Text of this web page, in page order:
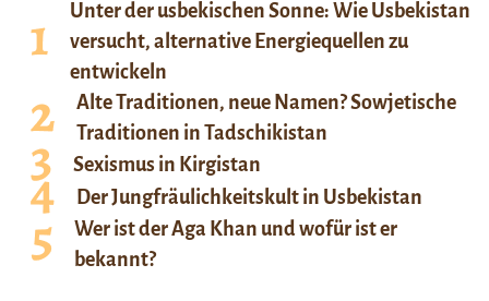
Unter der usbekischen Sonne: Wie Usbekistan
versucht, alternative Energiequellen zu
entwickeln
Alte Traditionen, neue Namen? Sowjetische
Traditionen in Tadschikistan
Sexismus in Kirgistan
Der Jungfräulichkeitskult in Usbekistan
Wer ist der Aga Khan und wofür ist er
bekannt?